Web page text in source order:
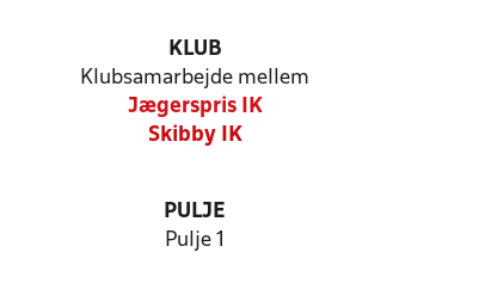
KLUB
Klubsamarbejde mellem
Jægerspris IK
Skibby IK
PULJE
Pulje 1